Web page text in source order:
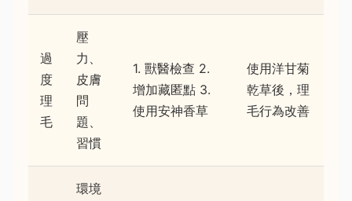
過
度
理
毛
壓
力、
皮膚
問
題、
習慣
1. 獸醫檢查 2.
增加藏匿點 3.
使用安神香草
使用洋甘菊
乾草後，理
毛行為改善
環境